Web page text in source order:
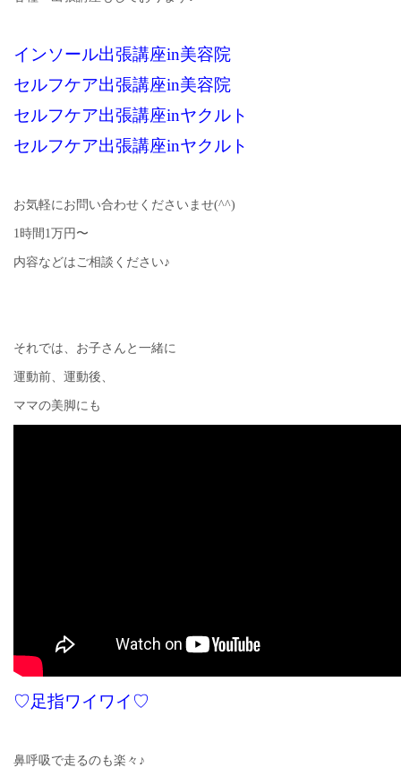
インソール出張講座in美容院
セルフケア出張講座in美容院
セルフケア出張講座inヤクルト
セルフケア出張講座inヤクルト
お気軽にお問い合わせくださいませ(^^)
1時間1万円〜
内容などはご相談ください♪
それでは、お子さんと一緒に
運動前、運動後、
ママの美脚にも
♡足指ワイワイ♡
鼻呼吸で走るのも楽々♪